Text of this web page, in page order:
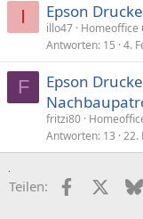
I Epson
illo47 Homeoffice
Antworten 15 4.
F
Epson
fritzi80
Antworten 13 22.
Teilen: Facebook
X